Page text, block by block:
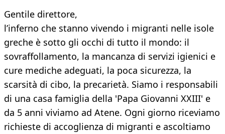
Gentile direttore,
l’inferno che stanno vivendo i migranti nelle isole
greche è sotto gli occhi di tutto il mondo: il
sovraffollamento, la mancanza di servizi igienici e
cure mediche adeguati, la poca sicurezza, la
scarsità di cibo, la precarietà. Siamo i responsabili
di una casa famiglia della 'Papa Giovanni XXIII' e
da 5 anni viviamo ad Atene. Ogni giorno riceviamo
richieste di accoglienza di migranti e ascoltiamo